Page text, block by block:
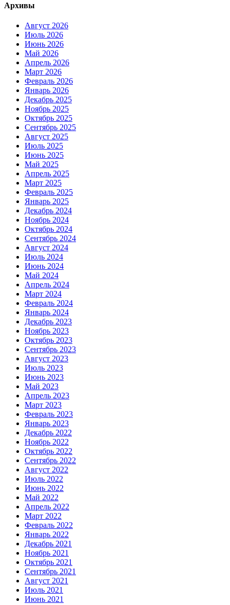
Архивы
Август 2026
Июль 2026
Июнь 2026
Май 2026
Апрель 2026
Март 2026
Февраль 2026
Январь 2026
Декабрь 2025
Ноябрь 2025
Октябрь 2025
Сентябрь 2025
Август 2025
Июль 2025
Июнь 2025
Май 2025
Апрель 2025
Март 2025
Февраль 2025
Январь 2025
Декабрь 2024
Ноябрь 2024
Октябрь 2024
Сентябрь 2024
Август 2024
Июль 2024
Июнь 2024
Май 2024
Апрель 2024
Март 2024
Февраль 2024
Январь 2024
Декабрь 2023
Ноябрь 2023
Октябрь 2023
Сентябрь 2023
Август 2023
Июль 2023
Июнь 2023
Май 2023
Апрель 2023
Март 2023
Февраль 2023
Январь 2023
Декабрь 2022
Ноябрь 2022
Октябрь 2022
Сентябрь 2022
Август 2022
Июль 2022
Июнь 2022
Май 2022
Апрель 2022
Март 2022
Февраль 2022
Январь 2022
Декабрь 2021
Ноябрь 2021
Октябрь 2021
Сентябрь 2021
Август 2021
Июль 2021
Июнь 2021